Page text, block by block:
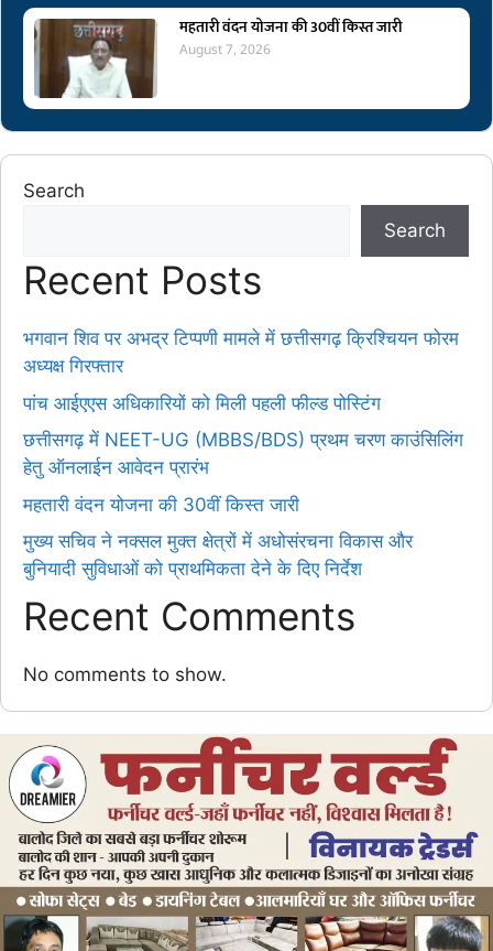
महतारी वंदन योजना की 30वीं किस्त जारी
August 7, 2026
Search
Search
Recent Posts
भगवान शिव पर अभद्र टिप्पणी मामले में छत्तीसगढ़ क्रिश्चियन फोरम
अध्यक्ष गिरफ्तार
पांच आईएएस अधिकारियों को मिली पहली फील्ड पोस्टिंग
छत्तीसगढ़ में NEET-UG (MBBS/BDS) प्रथम चरण काउंसिलिंग
हेतु ऑनलाईन आवेदन प्रारंभ
महतारी वंदन योजना की 30वीं किस्त जारी
मुख्य सचिव ने नक्सल मुक्त क्षेत्रों में अधोसंरचना विकास और
बुनियादी सुविधाओं को प्राथमिकता देने के दिए निर्देश
Recent Comments
No comments to show.